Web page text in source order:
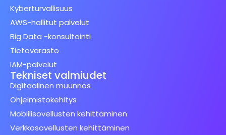
Kyberturvallisuus
AWS-hallitut palvelut
Big Data -konsultointi
Tietovarasto
IAM-palvelut
Tekniset valmiudet
Digitaalinen muunnos
Ohjelmistokehitys
Mobiilisovellusten kehittäminen
Verkkosovellusten kehittäminen